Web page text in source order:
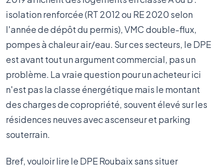
isolation renforcée (RT 2012 ou RE 2020 selon
l'année de dépôt du permis), VMC double-flux,
pompes à chaleur air/eau. Sur ces secteurs, le DPE
est avant tout un argument commercial, pas un
problème. La vraie question pour un acheteur ici
n'est pas la classe énergétique mais le montant
des charges de copropriété, souvent élevé sur les
résidences neuves avec ascenseur et parking
souterrain.
Bref, vouloir lire le DPE Roubaix sans situer